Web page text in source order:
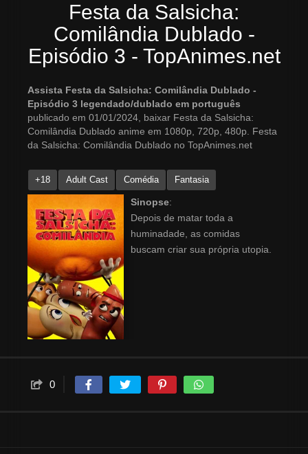
Festa da Salsicha:
Comilândia Dublado -
Episódio 3 - TopAnimes.net
Assista Festa da Salsicha: Comilândia Dublado -
Episódio 3 legendado/dublado em português
publicado em 01/01/2024, baixar Festa da Salsicha:
Comilândia Dublado anime em 1080p, 720p, 480p. Festa
da Salsicha: Comilândia Dublado no TopAnimes.net
+18 Adult Cast Comédia Fantasia
Sinopse:
Depois de matar toda a
huminadade, as comidas
buscam criar sua própria utopia.
0